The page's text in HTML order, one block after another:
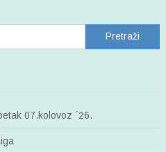
Pretraži:
07.kolovoz ´26.